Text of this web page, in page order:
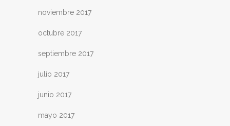
noviembre 2017
octubre 2017
septiembre 2017
julio 2017
junio 2017
mayo 2017